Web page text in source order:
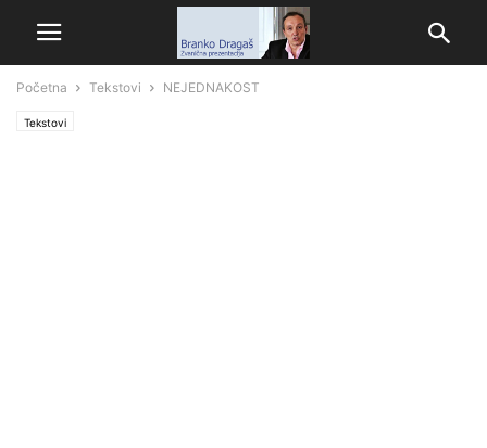
Početna Tekstovi NEJEDNAKOST
Tekstovi